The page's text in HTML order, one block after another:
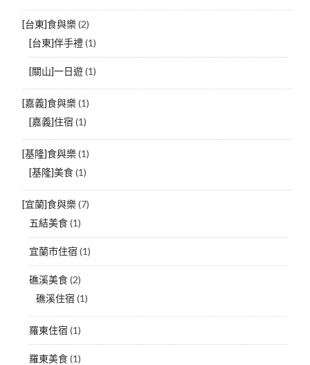
[台東]食與樂(2)
[台東]伴手禮(1)
[關山]一日遊(1)
[嘉義]食與樂(1)
[嘉義]住宿 (1)
[基隆]食與樂(1)
[基隆]美食(1)
[宜蘭]食與樂(7)
五結美食(1)
宜蘭市住宿 (1)
礁溪美食(2)
礁溪住宿 (1)
羅東住宿 (1)
羅東美食(1)